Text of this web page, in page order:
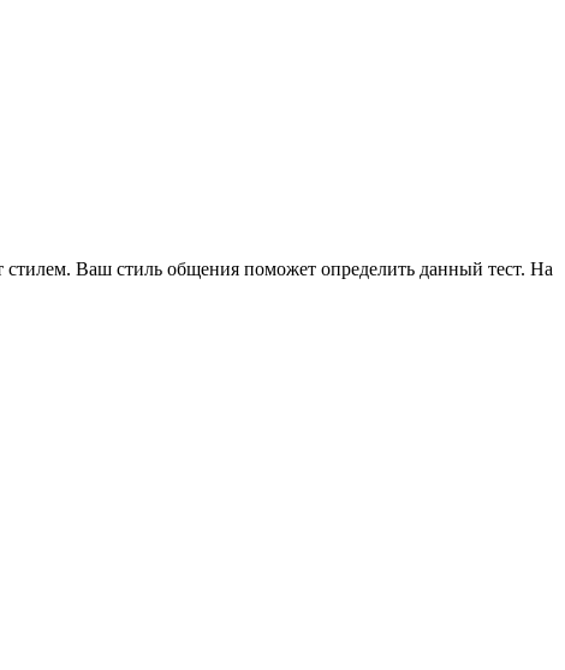
Ваш стиль общения поможет определить данный тест. На